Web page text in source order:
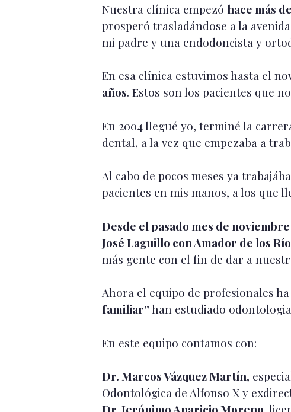
Nuestra clínica empezó hace más
prosperó trasladándose a la
mi padre y una endodoncista y
En esa clínica estuvimos hasta el
años. Estos son los pacientes que
En 2004 llegué yo, terminé la
dental, a la vez que empezaba a
Al cabo de pocos meses ya
pacientes en mis manos, a los que
Desde el pasado mes de
José Laguillo con Amador de los
más gente con el fin de dar a
Ahora el equipo de profesionales
familiar”han estudiado
En este equipo contamos con:
Dr. Marcos Vázquez Martín,
Odontológica de Alfonso X y